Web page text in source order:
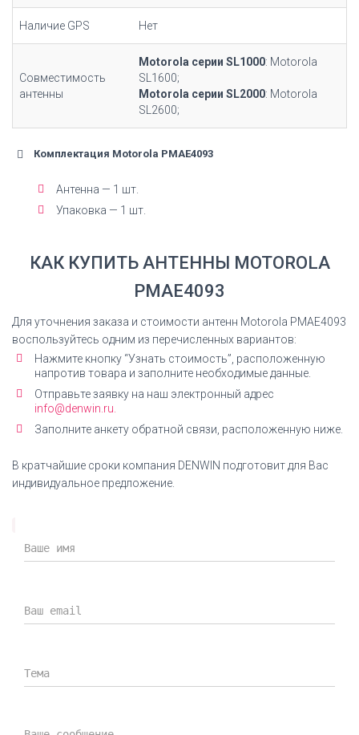
Наличие GPS Нет
Совместимость
антенны
Motorola серии SL1000: Motorola
SL1600;
Motorola серии SL2000: Motorola
SL2600;
Комплектация Motorola PMAE4093
Антенна — 1 шт.
Упаковка — 1 шт.
КАК КУПИТЬ АНТЕННЫ MOTOROLA
PMAE4093
Для уточнения заказа и стоимости антенн Motorola PMAE4093
воспользуйтесь одним из перечисленных вариантов:
Нажмите кнопку “Узнать стоимость”, расположенную
напротив товара и заполните необходимые данные.
Отправьте заявку на наш электронный адрес
info@denwin.ru.
Заполните анкету обратной связи, расположенную ниже.
В кратчайшие сроки компания DENWIN подготовит для Вас
индивидуальное предложение.